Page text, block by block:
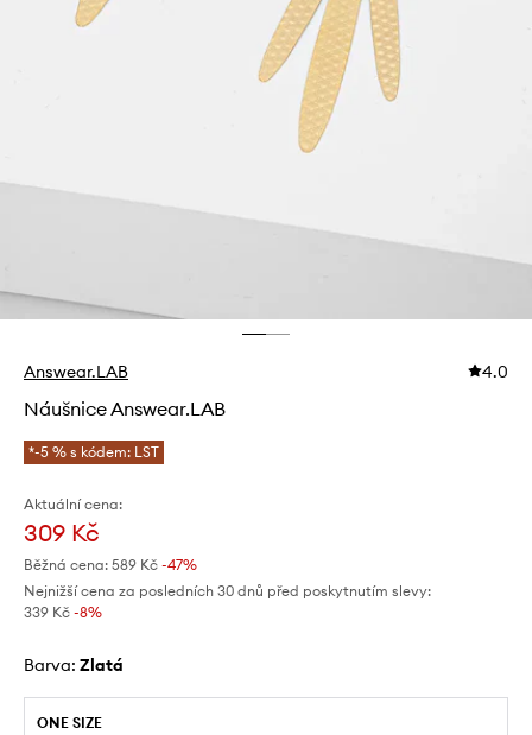
Answear.LAB 4.0
Náušnice Answear.LAB
*-5 % s kódem: LST
Aktuální cena:
309 Kč
Běžná cena: 589 Kč -47%
Nejnižší cena za posledních 30 dnů před poskytnutím slevy:
339 Kč -8%
Barva: zlatá
ONE SIZE